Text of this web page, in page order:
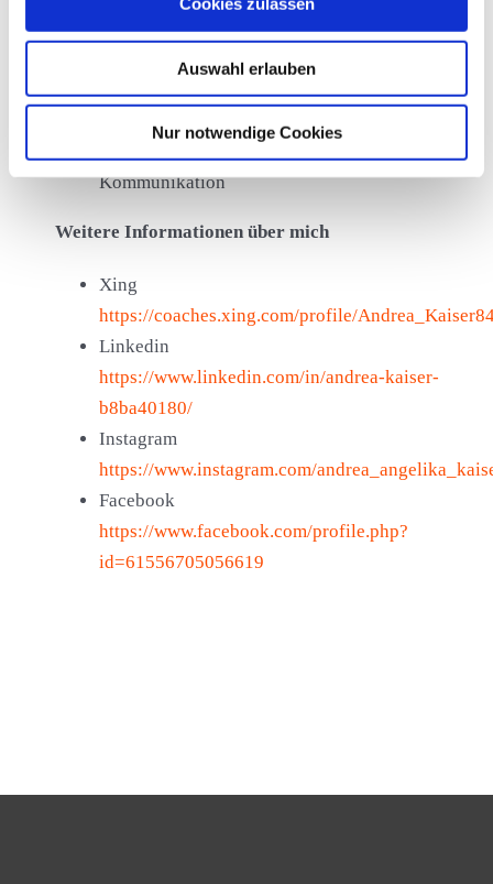
Auswahl erlauben
Nur notwendige Cookies
Individualcoach (Zertifiziert)
Ausbilderin (Ausbildung der Ausbilder IHK)
Weiterbildung in
Kommunikationsmanagement,
Kommunikation
Weitere Informationen über mich
Xing
https://coaches.xing.com/profile/
Linkedin
https://www.linkedin.com/in/andrea-kaiser-
b8ba40180/
Instagram
https://www.instagram.com/
Facebook
https://www.facebook.com/profile.php?
id=61556705056619